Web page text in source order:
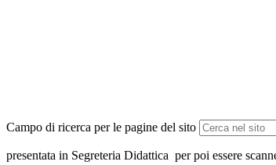
Campo di ricerca per le pagine del sito
presentata in Segreteria Didattica per poi essere